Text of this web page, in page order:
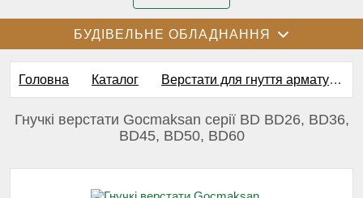
БУДІВЕЛЬНЕ ОБЛАДНАННЯ
Головна Каталог Верстати для гнуття арматури
Гнучкі верстати Gocmaksan серії BD BD26, BD36,
BD45, BD50, BD60